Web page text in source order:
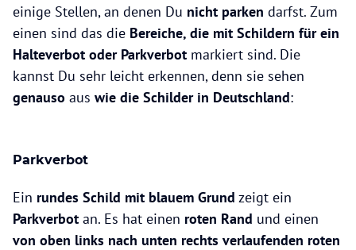
einige Stellen, an denen Du nicht parken darfst. Zum
einen sind das die Bereiche, die mit Schildern für ein
Halteverbot oder Parkverbot markiert sind. Die
kannst Du sehr leicht erkennen, denn sie sehen
genauso aus wie die Schilder in Deutschland:
Parkverbot
Ein rundes Schild mit blauem Grund zeigt ein
Parkverbot an. Es hat einen roten Rand und einen
von oben links nach unten rechts verlaufenden roten